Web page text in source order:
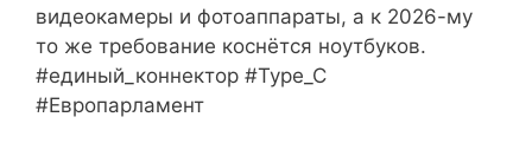
видеокамеры и фотоаппараты, а к 2026-му
то же требование коснётся ноутбуков.
#единый_коннектор #Type_C
#Европарламент